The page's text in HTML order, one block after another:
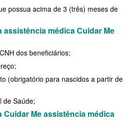
INDIVIDUAL
DE SAÚDE INDIVIDUAL
DE SAÚDE INDIVIDUAL
DE SAÚDE INDIVIDUAL
DE SAÚDE INDIVIDUAL
INDIVIDUAL
possua acima de 3 (três) meses de
assistência médica Cuidar Me
dos beneficiários;
(obrigatório para nascidos a partir de
de Saúde;
Cuidar Me assistência médica